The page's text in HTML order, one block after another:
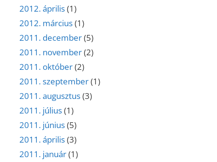
2012. április(1)
2012. március(1)
2011. december(5)
2011. november(2)
2011. október(2)
2011. szeptember(1)
2011. augusztus(3)
2011. július(1)
2011. június(5)
2011. április(3)
2011. január(1)